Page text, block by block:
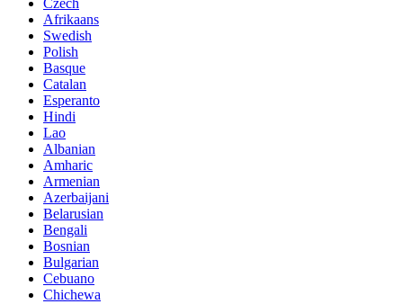
Czech
Afrikaans
Swedish
Polish
Basque
Catalan
Esperanto
Hindi
Lao
Albanian
Amharic
Armenian
Azerbaijani
Belarusian
Bengali
Bosnian
Bulgarian
Cebuano
Chichewa